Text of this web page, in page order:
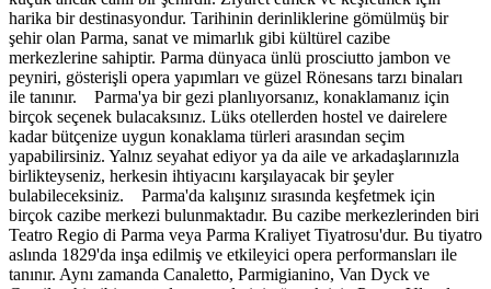
harika bir destinasyondur. Tarihinin derinliklerine gömülmüş bir
şehir olan Parma, sanat ve mimarlık gibi kültürel cazibe
merkezlerine sahiptir. Parma dünyaca ünlü prosciutto jambon ve
peyniri, gösterişli opera yapımları ve güzel Rönesans tarzı binaları
ile tanınır. Parma'ya bir gezi planlıyorsanız, konaklamanız için
birçok seçenek bulacaksınız. Lüks otellerden hostel ve dairelere
kadar bütçenize uygun konaklama türleri arasından seçim
yapabilirsiniz. Yalnız seyahat ediyor ya da aile ve arkadaşlarınızla
birlikteyseniz, herkesin ihtiyacını karşılayacak bir şeyler
bulabileceksiniz. Parma'da kalışınız sırasında keşfetmek için
birçok cazibe merkezi bulunmaktadır. Bu cazibe merkezlerinden biri
Teatro Regio di Parma veya Parma Kraliyet Tiyatrosu'dur. Bu tiyatro
aslında 1829'da inşa edilmiş ve etkileyici opera performansları ile
tanınır. Aynı zamanda Canaletto, Parmigianino, Van Dyck ve